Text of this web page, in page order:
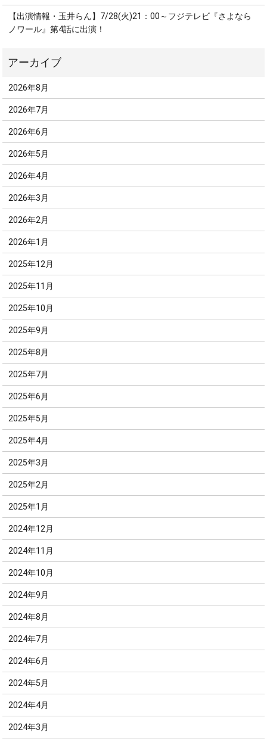
【出演情報・玉井らん】7/28(火)21：00～フジテレビ『さよなら
ノワール』第4話に出演！
2026年8月
2026年7月
2026年6月
2026年5月
2026年4月
2026年3月
2026年2月
2026年1月
2025年12月
2025年11月
2025年10月
2025年9月
2025年8月
2025年7月
2025年6月
2025年5月
2025年4月
2025年3月
2025年2月
2025年1月
2024年12月
2024年11月
2024年10月
2024年9月
2024年8月
2024年7月
2024年6月
2024年5月
2024年4月
2024年3月